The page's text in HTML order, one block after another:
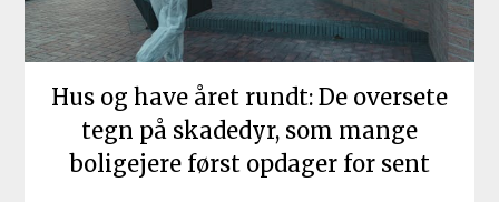
Hus og have året rundt: De oversete
tegn på skadedyr, som mange
boligejere først opdager for sent